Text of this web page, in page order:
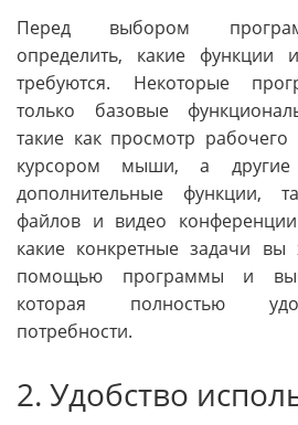
Перед выбором
определить, какие функции
требуются. Некоторые
только базовые
такие как просмотр
курсором мыши, а другие
дополнительные функции,
файлов и видео
какие конкретные задачи вы
помощью программы и
которая полностью
потребности.
2. Удобство